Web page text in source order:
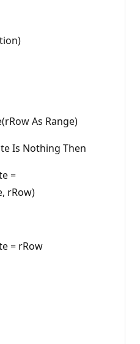
As Range)
Is Nothing Then
=
rRow)
= rRow